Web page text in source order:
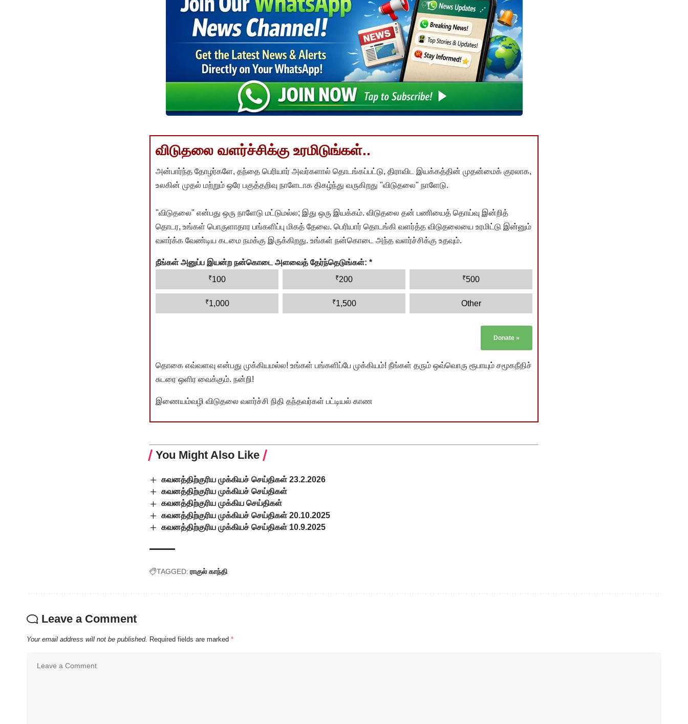
விடுதலை வளர்ச்சிக்கு உரமிடுங்கள்..
அன்பார்ந்த தோழர்களே, தந்தை பெரியார் அவர்களால் தொடங்கப்பட்டு, திராவிட இயக்கத்தின் முதன்மைக் குரலாக,
உலகின் முதல் மற்றும் ஒரே பகுத்தறிவு நாளேடாக திகழ்ந்து வருகிறது "விடுதலை" நாளேடு.
"விடுதலை" என்பது ஒரு நாளேடு மட்டுமல்ல; இது ஒரு இயக்கம். விடுதலை தன் பணியைத் தொய்வு இன்றித்
தொடர, உங்கள் பொருளாதார பங்களிப்பு மிகத் தேவை. பெரியார் தொடங்கி வளர்த்த விடுதலையை உரமிட்டு இன்னும்
வளர்க்க வேண்டிய கடமை நமக்கு இருக்கிறது. உங்கள் நன்கொடை அந்த வளர்ச்சிக்கு உதவும்.
நீங்கள் அனுப்ப இயன்ற நன்கொடை அளவைத் தேர்ந்தெடுங்கள்: *
₹100 ₹200 ₹500
₹1,000 ₹1,500 Other
Donate »
தொகை எவ்வளவு என்பது முக்கியமல்ல! உங்கள் பங்களிப்பே முக்கியம்! நீங்கள் தரும் ஒவ்வொரு ரூபாயும் சமூகநீதிச்
சுடரை ஒளிர வைக்கும். நன்றி!
இணையம்வழி விடுதலை வளர்ச்சி நிதி தந்தவர்கள் பட்டியல் காண
You Might Also Like
கவனத்திற்குரிய முக்கியச் செய்திகள் 23.2.2026
கவனத்திற்குரிய முக்கியச் செய்திகள்
கவனத்திற்குரிய முக்கிய செய்திகள்
கவனத்திற்குரிய முக்கியச் செய்திகள் 20.10.2025
கவனத்திற்குரிய முக்கியச் செய்திகள் 10.9.2025
TAGGED: ராகுல் காந்தி
Leave a Comment
Your email address will not be published. Required fields are marked *